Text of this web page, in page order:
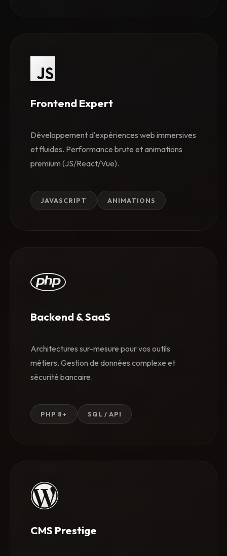
Frontend Expert
Développement d'expériences web immersives
et fluides. Performance brute et animations
premium (JS/React/Vue).
JAVASCRIPT ANIMATIONS
Backend & SaaS
Architectures sur-mesure pour vos outils
métiers. Gestion de données complexe et
sécurité bancaire.
PHP 8+ SQL / API
CMS Prestige